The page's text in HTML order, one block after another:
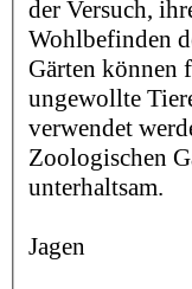
der Versuch,
Wohlbefinden
Gärten können
ungewollte
verwendet
Zoologischen
unterhaltsam.
Jagen